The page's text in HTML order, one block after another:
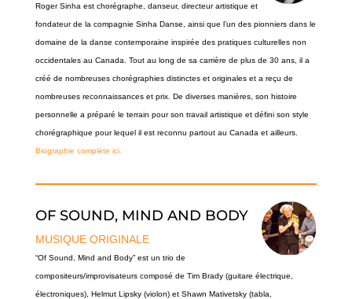
Roger Sinha est chorégraphe, danseur, directeur artistique et
fondateur de la compagnie Sinha Danse, ainsi que l’un des pionniers dans le
domaine de la danse contemporaine inspirée des pratiques culturelles non
occidentales au Canada. Tout au long de sa carrière de plus de 30 ans, il a
créé de nombreuses chorégraphies distinctes et originales et a reçu de
nombreuses reconnaissances et prix. De diverses manières, son histoire
personnelle a préparé le terrain pour son travail artistique et défini son style
chorégraphique pour lequel il est reconnu partout au Canada et ailleurs.
Biographie complète ici.
OF SOUND, MIND AND BODY
MUSIQUE ORIGINALE
“Of Sound, Mind and Body” est un trio de
compositeurs/improvisateurs composé de Tim Brady (guitare électrique,
électroniques), Helmut Lipsky (violon) et Shawn Mativetsky (tabla,